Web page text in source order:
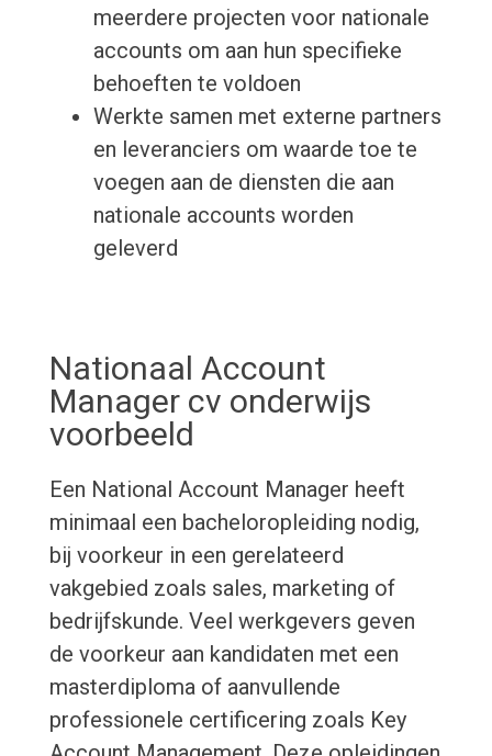
meerdere projecten voor nationale
accounts om aan hun specifieke
behoeften te voldoen
Werkte samen met externe partners
en leveranciers om waarde toe te
voegen aan de diensten die aan
nationale accounts worden
geleverd
Nationaal Account
Manager cv onderwijs
voorbeeld
Een National Account Manager heeft
minimaal een bacheloropleiding nodig,
bij voorkeur in een gerelateerd
vakgebied zoals sales, marketing of
bedrijfskunde. Veel werkgevers geven
de voorkeur aan kandidaten met een
masterdiploma of aanvullende
professionele certificering zoals Key